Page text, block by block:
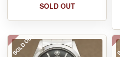
SOLD OUT
SOLD OUT